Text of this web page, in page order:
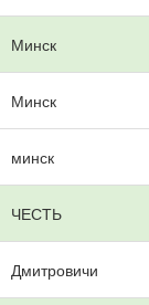
Минск
Минск
минск
ЧЕСТЬ
Дмитровичи